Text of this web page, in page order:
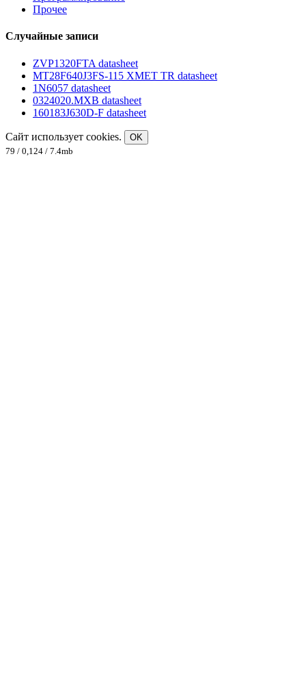
Прочее
Случайные записи
ZVP1320FTA datasheet
MT28F640J3FS-115 XMET TR datasheet
1N6057 datasheet
0324020.MXB datasheet
160183J630D-F datasheet
Сайт использует cookies.
OK
79 / 0,124 / 7.4mb